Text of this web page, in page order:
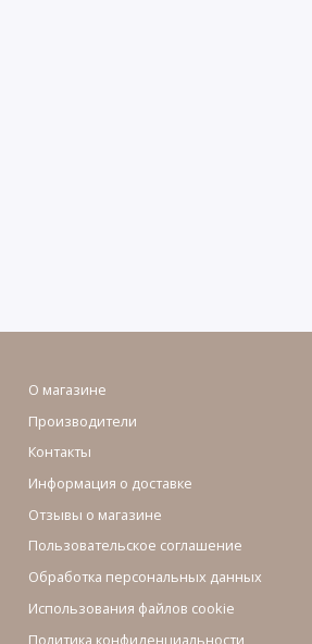
О магазине
Производители
Контакты
Информация о доставке
Отзывы о магазине
Пользовательское соглашение
Обработка персональных данных
Использования файлов cookie
Политика конфиденциальности